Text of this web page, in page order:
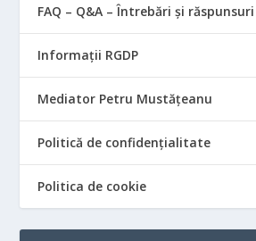
FAQ – Q&A – Întrebări și
Informații RGDP
Mediator Petru Mustățeanu
Politică de confidențialitate
Politica de cookie